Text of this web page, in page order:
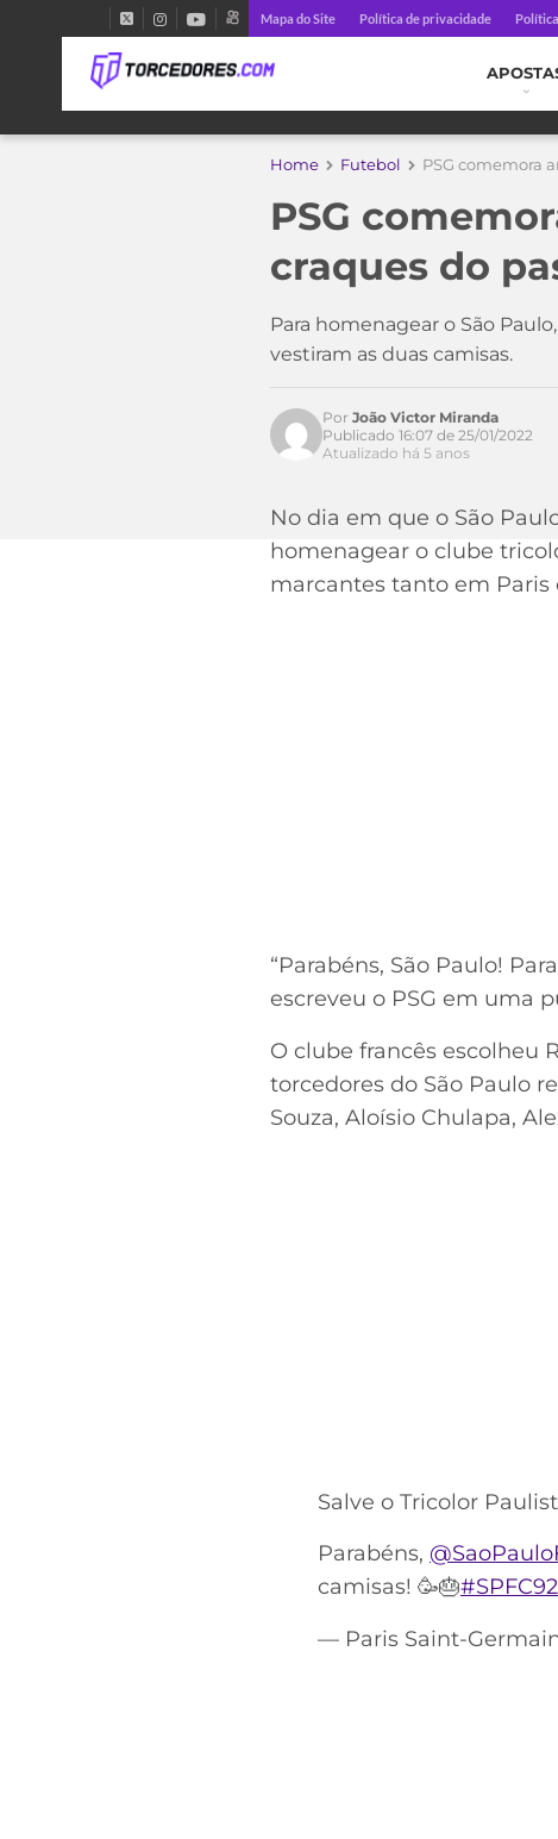
Mapa do Site Política de privacidade
Home Futebol PSG comemora
PSG
craques do
Para homenagear o São
vestiram as duas camisas.
Por João Victor Miranda
Publicado 16:07 de 25/01/2022
Atualizado há 5 anos
No dia em que o São
homenagear o clube
marcantes tanto em
“Parabéns, São Paulo!
escreveu o PSG em uma
O clube francês escolheu
torcedores do São Paulo
Souza, Aloísio Chulapa,
Salve o Tricolor
Parabéns,
camisas! 🥳🎂
— Paris Saint-